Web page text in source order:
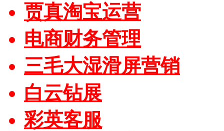
贾真淘宝运营
电商财务管理
三毛大湿滑屏营销
白云钻展
彩英客服